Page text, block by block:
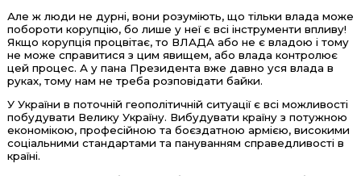
Але ж люди не дурні, вони розуміють, що тільки влада може
побороти корупцію, бо лише у неї є всі інструменти впливу!
Якщо корупція процвітає, то ВЛАДА або не є владою і тому
не може справитися з цим явищем, або влада контролює
цей процес. А у пана Президента вже давно уся влада в
руках, тому нам не треба розповідати байки.
У України в поточній геополітичній ситуації є всі можливості
побудувати Велику Україну. Вибудувати країну з потужною
економікою, професійною та боєздатною армією, високими
соціальними стандартами та пануванням справедливості в
країні.